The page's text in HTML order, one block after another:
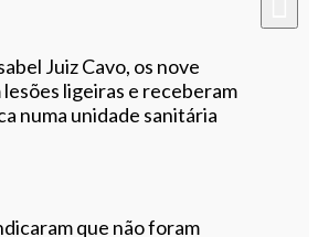
Juiz Cavo, os nove
ligeiras e receberam
numa unidade sanitária
que não foram